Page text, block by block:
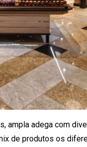
ampla adega com
de produtos os